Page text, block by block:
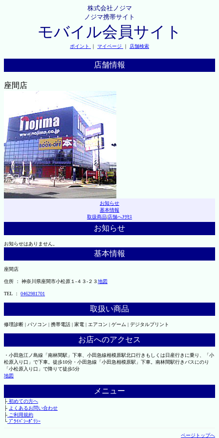
株式会社ノジマ
ノジマ携帯サイト
モバイル会員サイト
ポイント ｜ マイページ ｜ 店舗検索
店舗情報
座間店
お知らせ
基本情報
取扱商品|店舗へｱｸｾｽ
お知らせ
お知らせはありません。
基本情報
座間店
住所 ： 神奈川県座間市小松原１-４３-２３地図
TEL ： 0462981701
取扱い商品
修理診断 | パソコン | 携帯電話 | 家電 | エアコン | ゲーム | デジタルプリント
お店へのアクセス
・小田急江ノ島線「南林間駅」下車、小田急線相模原駅北口行きもしくは日産行きに乗り、「小
松原入り口」で下車。徒歩10分・小田急線「小田急相模原駅」下車。南林間駅行きバスにのり
「小松原入り口」で降りて徒歩5分
地図
メニュー
├初めての方へ
├ よくあるお問い合わせ
├ご利用規約
└ﾌﾟﾗｲﾊﾞｼｰﾎﾟﾘｼｰ
ページトップへ